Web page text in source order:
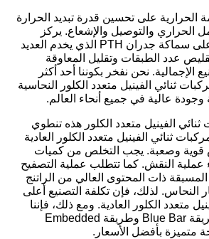
الحرارية على تحسين قدرة تبديد الحرارة
الحراري والتوصيل والإشعاع. يركز
المصنعون لدينا أيضًا على سماكة جدران PTH الذي يخدم العديد
عدد الطبقات وتقليل المعاوقة
الإجمالية. نحن نفخر بكوننا أحد أكثر
ثنائي الفينيل متعدد الكلور النحاسية
وجودة عالية في جميع أنحاء العالم.
الفينيل متعدد الكلور هذه تنطوي
ثنائي الفينيل متعدد الكلور العادية
قوية وصعبة. يجب التخلص من كميات
عملية النقش. كما تتطلب عملية التصفيح
المسبقة ذات المحتوى العالي من الراتنج
النحاس. لذلك، فإن تكلفة التصنيع أعلى
متعدد الكلور العادية. ومع ذلك، فإننا
نستخدم مزيجًا من طريقة Blue Bar وطريقة Embedded